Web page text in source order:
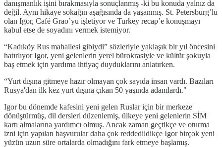
danışmanlık işini bırakmasıyla sonuçlanmış -ki bu konuda yalnız da
değil. Aynı hikaye sokağın aşağısında da yaşanmış. St. Petersburg’lu
olan Igor, Café Grao’yu işletiyor ve Turkey recap’e konuşmayı
kabul etse de soyadını vermek istemiyor.
“Kadıköy Rus mahallesi gibiydi” sözleriyle yaklaşık bir yıl öncesini
hatırlıyor Igor, yeni gelenlerin yerel bürokrasiyle ve kültür şokuyla
baş etmek için yardıma ihtiyaç duyduklarını anlatırken.
“Yurt dışına gitmeye hazır olmayan çok sayıda insan vardı. Bazıları
Rusya'dan ilk kez yurt dışına çıkan 50 yaşında adamlardı."
Igor bu dönemde kafesini yeni gelen Ruslar için bir merkeze
dönüştürmüş, dil dersleri düzenlemiş, ülkeye yeni gelenlerin SİM
kartı almalarına yardımcı olmuş. Ancak zaman geçtikçe ve oturma
izni için yapılan başvurular daha çok reddedildikçe Igor birçok yeni
yüzün uzun süre ortalarda olmadığını fark etmeye başlamış.